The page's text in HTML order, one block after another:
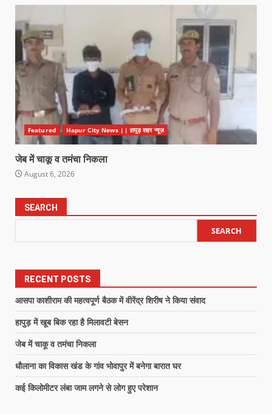
Featured Hapur City News || हापुड़ शहर न्यूज़
जेब में चाकू व तमंचा निकला
August 6, 2026
SEARCH
SEARCH
RECENT POSTS
आसपा काशीराम की महत्वपूर्ण बैठक में वीरेंद्र शिरीष ने किया संवाद
हापुड़ में खूब बिक रहा है मिलावटी बेसन
जेब में चाकू व तमंचा निकला
धौलाना का विकास खंड के गांव भोवापुर में बनेगा बारात घर
कई किलोमीटर लंबा जाम लगने से लोग हुए परेशान